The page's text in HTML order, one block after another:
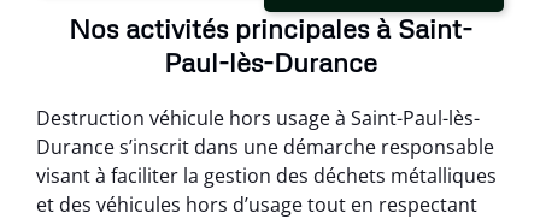
Nos activités principales à Saint-
Paul-lès-Durance
Destruction véhicule hors usage à Saint-Paul-lès-
Durance s’inscrit dans une démarche responsable
visant à faciliter la gestion des déchets métalliques
et des véhicules hors d’usage tout en respectant